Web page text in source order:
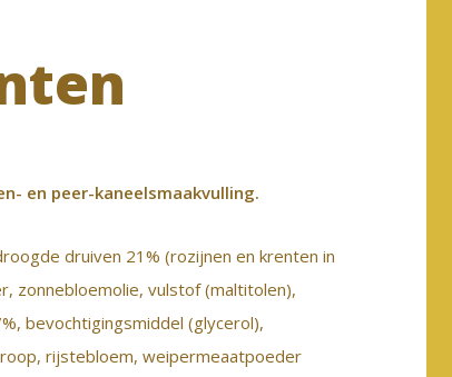
en peer-kaneelsmaakvulling.
druiven 21% (rozijnen en krenten in
zonnebloemolie, vulstof (maltitolen),
bevochtigingsmiddel (glycerol),
rijstebloem, weipermeaatpoeder